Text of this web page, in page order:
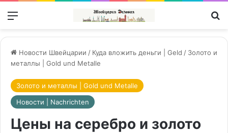
Меню
Новости Швейцарии / Куда вложить деньги | Geld / Золото и
металлы | Gold und Metalle
Золото и металлы | Gold und Metalle
Новости | Nachrichten
Цены на серебро и золото